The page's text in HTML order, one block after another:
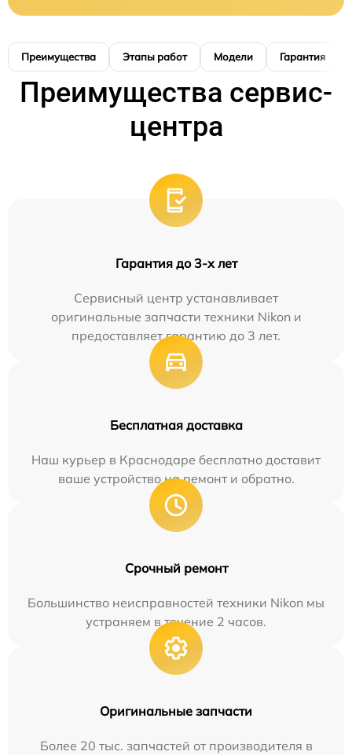
Преимущества Этапы работ Модели Гарантия
Преимущества сервис-
центра
Гарантия до 3-х лет
Сервисный центр устанавливает
оригинальные запчасти техники Nikon и
предоставляет гарантию до 3 лет.
Бесплатная доставка
Наш курьер в Краснодаре бесплатно доставит
ваше устройство на ремонт и обратно.
Срочный ремонт
Большинство неисправностей техники Nikon мы
устраняем в течение 2 часов.
Оригинальные запчасти
Более 20 тыс. запчастей от производителя в